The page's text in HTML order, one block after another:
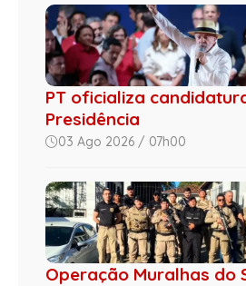
PT oficializa
Presidência
03 Ago 2026 / 07h00
Operação Muralhas do